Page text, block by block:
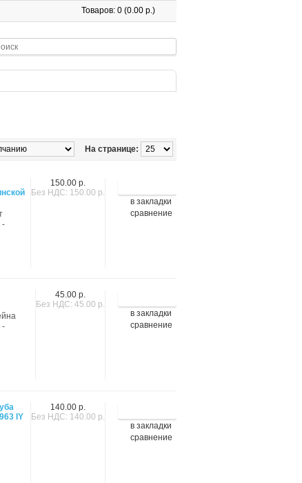
Товаров: 0 (0.00 р.)
На странице:
в закладки
сравнение
150.00 р.
Без НДС: 150.00 р.
-
в закладки
сравнение
45.00 р.
Без НДС: 45.00 р.
-
в закладки
сравнение
140.00 р.
Без НДС: 140.00 р.
IY